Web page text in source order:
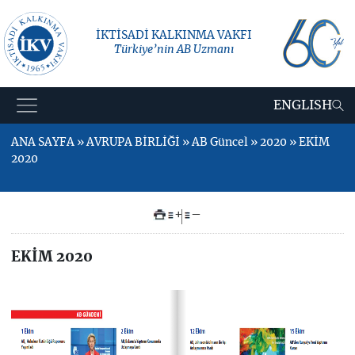
İKTİSADİ KALKINMA VAKFI
Türkiye’nin AB Uzmanı
ENGLISH
ANA SAYFA » AVRUPA BİRLİĞİ » AB Güncel » 2020 » EKİM
2020
+ –
EKİM 2020